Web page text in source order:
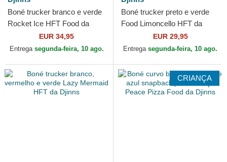
Boné trucker branco e verde
Rocket Ice HFT Food da
EUR 34,95
Entrega segunda-feira, 10 ago.
Boné trucker preto e verde
Food Limoncello HFT da
EUR 29,95
Entrega segunda-feira, 10 ago.
CRIANÇA